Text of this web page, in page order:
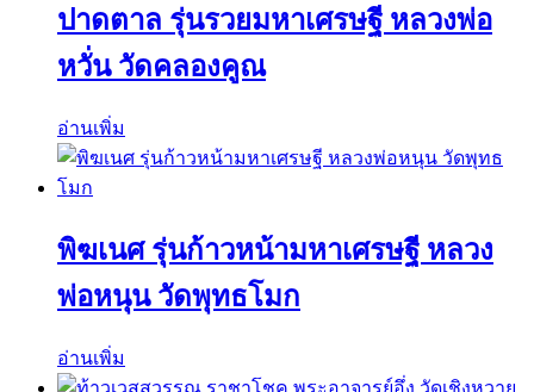
ปาดตาล รุ่นรวยมหาเศรษฐี หลวงพ่อ
หวั่น วัดคลองคูณ
อ่านเพิ่ม
พิฆเนศ รุ่นก้าวหน้ามหาเศรษฐี หลวง
พ่อหนุน วัดพุทธโมก
อ่านเพิ่ม